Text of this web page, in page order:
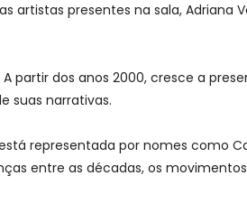
artistas presentes na sala, Adriana
partir dos anos 2000, cresce a
suas narrativas.
representada por nomes como
entre as décadas, os